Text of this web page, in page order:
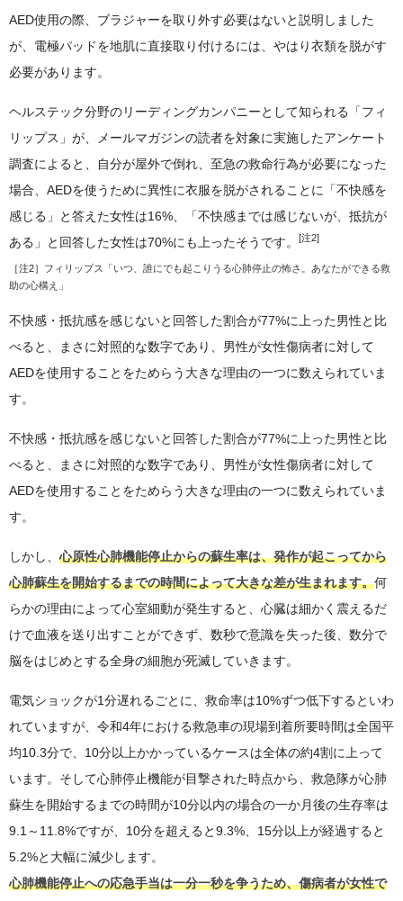
AED使用の際、ブラジャーを取り外す必要はないと説明しました
が、電極パッドを地肌に直接取り付けるには、やはり衣類を脱がす
必要があります。
ヘルステック分野のリーディングカンパニーとして知られる「フィ
リップス」が、メールマガジンの読者を対象に実施したアンケート
調査によると、自分が屋外で倒れ、至急の救命行為が必要になった
場合、AEDを使うために異性に衣服を脱がされることに「不快感を
感じる」と答えた女性は16%、「不快感までは感じないが、抵抗が
ある」と回答した女性は70%にも上ったそうです。
[注2]
［注2］ フィリップス「いつ、誰にでも起こりうる心肺停止の怖さ。あなたができる救
助の心構え」
不快感・抵抗感を感じないと回答した割合が77%に上った男性と比
べると、まさに対照的な数字であり、男性が女性傷病者に対して
AEDを使用することをためらう大きな理由の一つに数えられていま
す。
不快感・抵抗感を感じないと回答した割合が77%に上った男性と比
べると、まさに対照的な数字であり、男性が女性傷病者に対して
AEDを使用することをためらう大きな理由の一つに数えられていま
す。
しかし、 心原性心肺機能停止からの蘇生率は、発作が起こってから
心肺蘇生を開始するまでの時間によって大きな差が生まれます。何
らかの理由によって心室細動が発生すると、心臓は細かく震えるだ
けで血液を送り出すことができず、数秒で意識を失った後、数分で
脳をはじめとする全身の細胞が死滅していきます。
電気ショックが1分遅れるごとに、救命率は10%ずつ低下するといわ
れていますが、令和4年における救急車の現場到着所要時間は全国平
均10.3分で、10分以上かかっているケースは全体の約4割に上って
います。そして心肺停止機能が目撃された時点から、救急隊が心肺
蘇生を開始するまでの時間が10分以内の場合の一か月後の生存率は
9.1～11.8%ですが、10分を超えると9.3%、15分以上が経過すると
5.2%と大幅に減少します。
心肺機能停止への応急手当は一分一秒を争うため、傷病者が女性で